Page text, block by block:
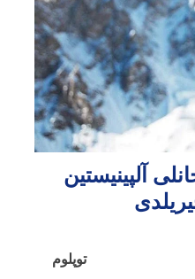
آلپینیستین
توپلوم